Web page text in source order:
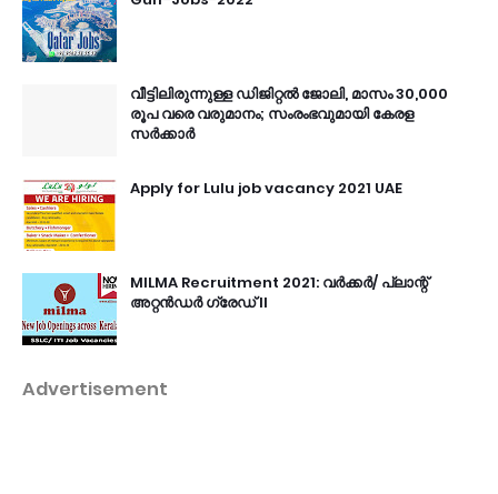
വീട്ടിലിരുന്നുള്ള ഡിജിറ്റൽ ജോലി, മാസം 30,000
രൂപ വരെ വരുമാനം; സംരംഭവുമായി കേരള
സർക്കാർ
Apply for Lulu job vacancy 2021 UAE
MILMA Recruitment 2021: വർക്കർ/ പ്ലാന്റ്
അറ്റൻഡർ ഗ്രേഡ് II
Advertisement